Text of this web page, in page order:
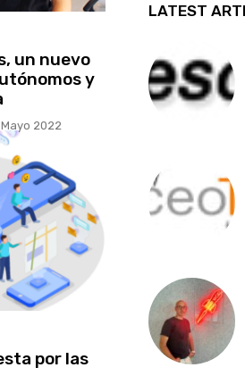
un nuevo
y
Mayo 2022
por las
LATEST